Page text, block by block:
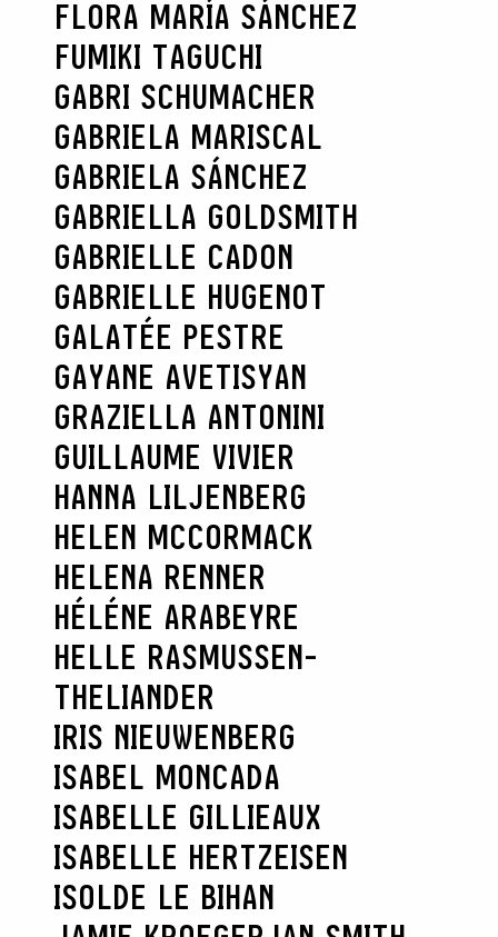
FLORA MARÍA SÁNCHEZ
FUMIKI TAGUCHI
GABRI SCHUMACHER
GABRIELA MARISCAL
GABRIELA SÁNCHEZ
GABRIELLA GOLDSMITH
GABRIELLE CADON
GABRIELLE HUGENOT
GALATÉE PESTRE
GAYANE AVETISYAN
GRAZIELLA ANTONINI
GUILLAUME VIVIER
HANNA LILJENBERG
HELEN MCCORMACK
HELENA RENNER
HÉLÉNE ARABEYRE
HELLE RASMUSSEN-
THELIANDER
IRIS NIEUWENBERG
ISABEL MONCADA
ISABELLE GILLIEAUX
ISABELLE HERTZEISEN
ISOLDE LE BIHAN
RECHERCHER